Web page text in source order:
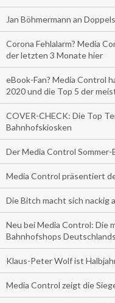
Jan Böhmermann an
Corona Fehlalarm? Media
der letzten 3 Monate hier
eBook-Fan? Media Control
2020 und die Top 5 der
COVER-CHECK: Die Top
Bahnhofskiosken
Der Media Control
Media Control präsentiert
Die Bitch macht sich nackig
Neu bei Media Control: Die
Bahnhofshops
Klaus-Peter Wolf ist
Media Control zeigt die